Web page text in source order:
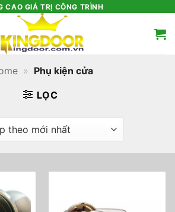
CAO GIÁ TRỊ CÔNG TRÌNH
» Phụ kiện cửa
LỌC